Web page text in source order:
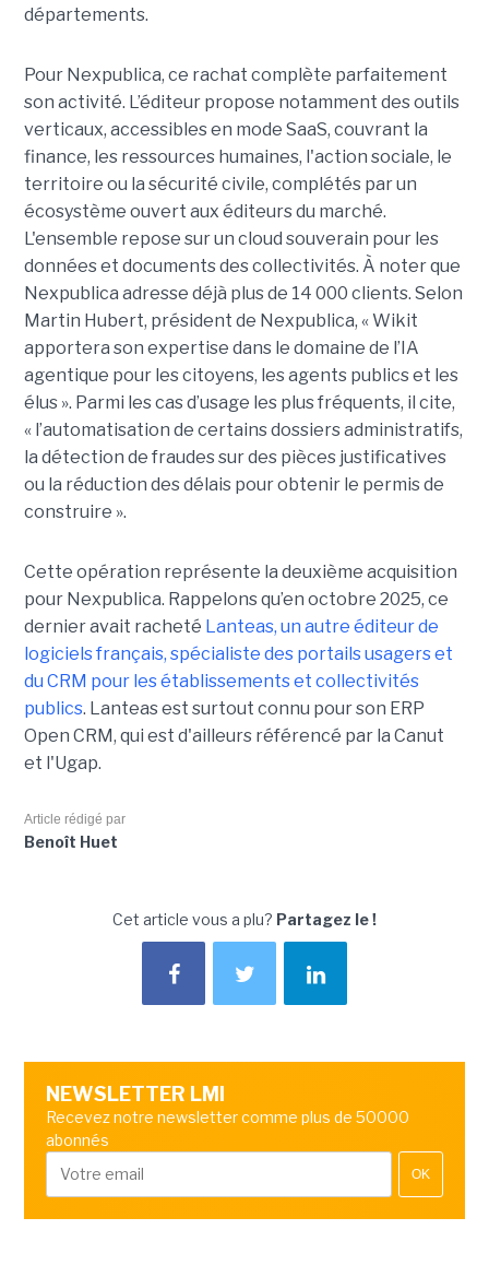
départements.
Pour Nexpublica, ce rachat complète parfaitement
son activité. L’éditeur propose notamment des outils
verticaux, accessibles en mode SaaS, couvrant la
finance, les ressources humaines, l'action sociale, le
territoire ou la sécurité civile, complétés par un
écosystème ouvert aux éditeurs du marché.
L'ensemble repose sur un cloud souverain pour les
données et documents des collectivités. À noter que
Nexpublica adresse déjà plus de 14 000 clients. Selon
Martin Hubert, président de Nexpublica, « Wikit
apportera son expertise dans le domaine de l’IA
agentique pour les citoyens, les agents publics et les
élus ». Parmi les cas d’usage les plus fréquents, il cite,
« l’automatisation de certains dossiers administratifs,
la détection de fraudes sur des pièces justificatives
ou la réduction des délais pour obtenir le permis de
construire ».
Cette opération représente la deuxième acquisition
pour Nexpublica. Rappelons qu’en octobre 2025, ce
dernier avait racheté Lanteas, un autre éditeur de
logiciels français, spécialiste des portails usagers et
du CRM pour les établissements et collectivités
publics. Lanteas est surtout connu pour son ERP
Open CRM, qui est d'ailleurs référencé par la Canut
et l'Ugap.
Article rédigé par
Benoît Huet
Cet article vous a plu? Partagez le !
NEWSLETTER LMI
Recevez notre newsletter comme plus de 50000
abonnés
OK